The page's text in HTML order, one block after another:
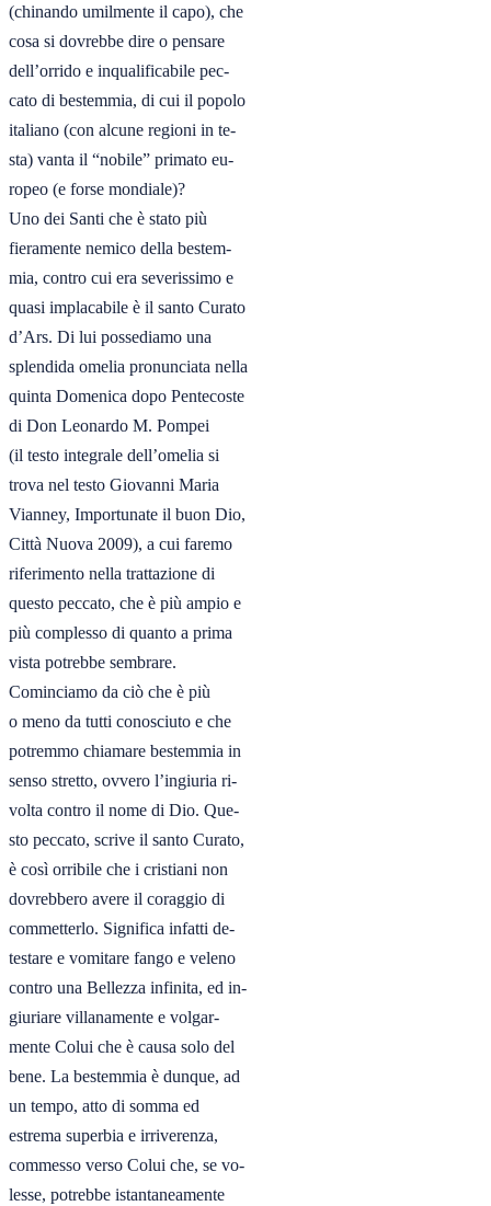
(chinando umilmente il capo), che
cosa si dovrebbe dire o pensare
dell’orrido e inqualificabile pec-
cato di bestemmia, di cui il popolo
italiano (con alcune regioni in te-
sta) vanta il “nobile” primato eu-
ropeo (e forse mondiale)?
Uno dei Santi che è stato più
fieramente nemico della bestem-
mia, contro cui era severissimo e
quasi implacabile è il santo Curato
d’Ars. Di lui possediamo una
splendida omelia pronunciata nella
quinta Domenica dopo Pentecoste
di Don Leonardo M. Pompei
(il testo integrale dell’omelia si
trova nel testo Giovanni Maria
Vianney, Importunate il buon Dio,
Città Nuova 2009), a cui faremo
riferimento nella trattazione di
questo peccato, che è più ampio e
più complesso di quanto a prima
vista potrebbe sembrare.
Cominciamo da ciò che è più
o meno da tutti conosciuto e che
potremmo chiamare bestemmia in
senso stretto, ovvero l’ingiuria ri-
volta contro il nome di Dio. Que-
sto peccato, scrive il santo Curato,
è così orribile che i cristiani non
dovrebbero avere il coraggio di
commetterlo. Significa infatti de-
testare e vomitare fango e veleno
contro una Bellezza infinita, ed in-
giuriare villanamente e volgar-
mente Colui che è causa solo del
bene. La bestemmia è dunque, ad
un tempo, atto di somma ed
estrema superbia e irriverenza,
commesso verso Colui che, se vo-
lesse, potrebbe istantaneamente